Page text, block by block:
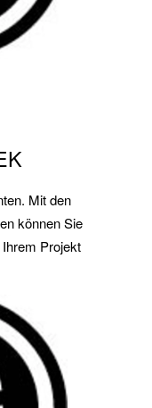
Mit den
können Sie
Projekt